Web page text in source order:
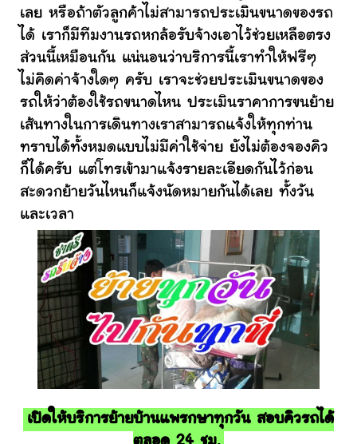
เลย หรือถ้าตัวลูกค้าไม่สามารถประเมินขนาดของรถ
ได้ เราก็มีทีมงานรถหกล้อรับจ้างเอาไว้ช่วยเหลือตรง
ส่วนนี้เหมือนกัน แน่นอนว่าบริการนี้เราทำให้ฟรีๆ
ไม่คิดค่าจ้างใดๆ ครับ เราจะช่วยประเมินขนาดของ
รถให้ว่าต้องใช้รถขนาดไหน ประเมินราคาการขนย้าย
เส้นทางในการเดินทางเราสามารถแจ้งให้ทุกท่าน
ทราบได้ทั้งหมดแบบไม่มีค่าใช้จ่าย ยังไม่ต้องจองคิว
ก็ได้ครับ แต่โทรเข้ามาแจ้งรายละเอียดกันไว้ก่อน
สะดวกย้ายวันไหนก็แจ้งนัดหมายกันได้เลย ทั้งวัน
และเวลา
เปิดให้บริการย้ายบ้านแพรกษาทุกวัน สอบคิวรถได้